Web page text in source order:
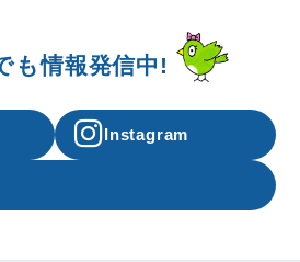
も情報発信中!
Instagram